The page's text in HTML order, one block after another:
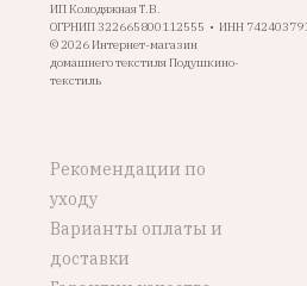
ИП Колодяжная Т.В.
ОГРНИП 322665800112555 • ИНН
© 2026 Интернет-магазин
домашнего текстиля Подушкино-
текстиль
Рекомендации по
уходу
Варианты оплаты и
доставки